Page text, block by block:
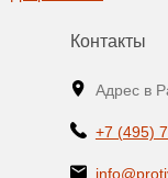
Контакты
Адрес в
+7 (495)